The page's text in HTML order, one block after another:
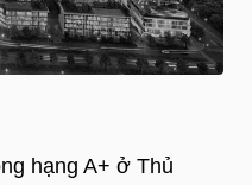
hạng A+ ở Thủ